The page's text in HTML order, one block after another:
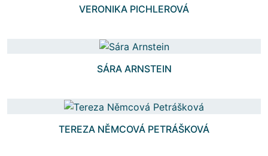
VERONIKA PICHLEROVÁ
SÁRA ARNSTEIN
TEREZA NĚMCOVÁ PETRÁŠKOVÁ